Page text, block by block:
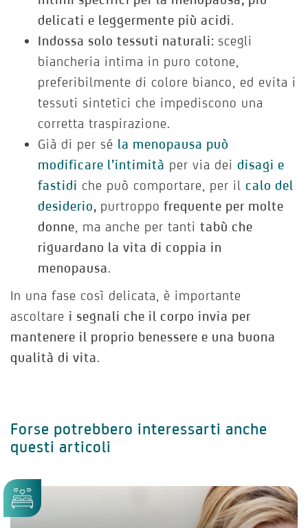
delicati e leggermente più acidi.
Indossa solo tessuti naturali: scegli
biancheria intima in puro cotone,
preferibilmente di colore bianco, ed evita i
tessuti sintetici che impediscono una
corretta traspirazione.
Già di per sé la menopausa può
modificare l’intimità per via dei disagi e
fastidi che può comportare, per il calo del
desiderio, purtroppo frequente per molte
donne, ma anche per tanti tabù che
riguardano la vita di coppia in
menopausa.
In una fase così delicata, è importante
ascoltare i segnali che il corpo invia per
mantenere il proprio benessere e una buona
qualità di vita.
Forse potrebbero interessarti anche
questi articoli